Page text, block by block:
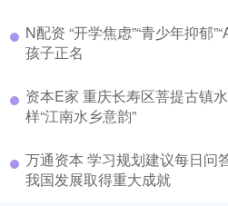
N配资 “开学焦虑”“青少年抑郁
孩子正名
资本E家 重庆长寿区菩提古镇
样“江南水乡意韵”
万通资本 学习规划建议每日问
我国发展取得重大成就